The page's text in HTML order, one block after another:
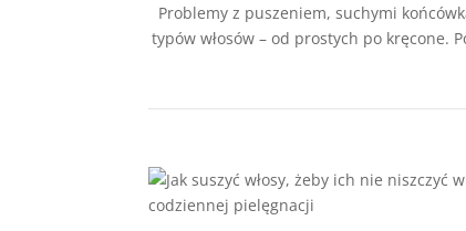
Problemy z puszeniem, suchymi
typów włosów – od prostych po kręcone.